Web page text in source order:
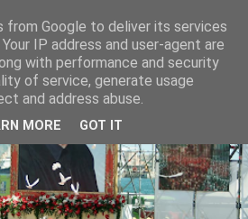
from Google to deliver its services
IP address and user-agent are
with performance and security
of service, generate usage
and address abuse.
MORE GOT IT